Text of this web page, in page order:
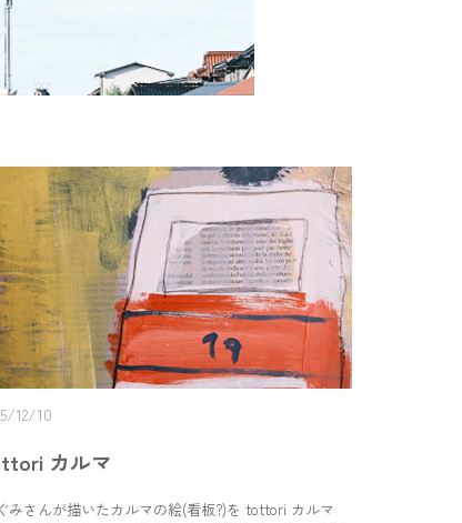
12/10
カルマ
みさんが描いたカルマの絵(看板?)を tottori カルマ